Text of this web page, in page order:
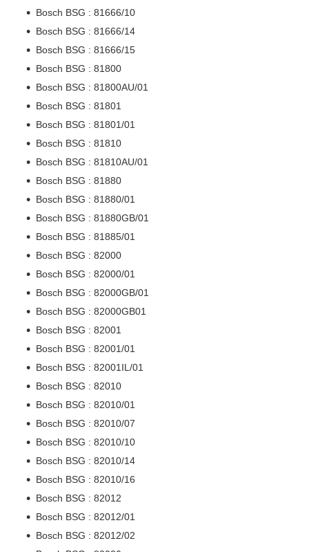
Bosch BSG : 81666/10
Bosch BSG : 81666/14
Bosch BSG : 81666/15
Bosch BSG : 81800
Bosch BSG : 81800AU/01
Bosch BSG : 81801
Bosch BSG : 81801/01
Bosch BSG : 81810
Bosch BSG : 81810AU/01
Bosch BSG : 81880
Bosch BSG : 81880/01
Bosch BSG : 81880GB/01
Bosch BSG : 81885/01
Bosch BSG : 82000
Bosch BSG : 82000/01
Bosch BSG : 82000GB/01
Bosch BSG : 82000GB01
Bosch BSG : 82001
Bosch BSG : 82001/01
Bosch BSG : 82001IL/01
Bosch BSG : 82010
Bosch BSG : 82010/01
Bosch BSG : 82010/07
Bosch BSG : 82010/10
Bosch BSG : 82010/14
Bosch BSG : 82010/16
Bosch BSG : 82012
Bosch BSG : 82012/01
Bosch BSG : 82012/02